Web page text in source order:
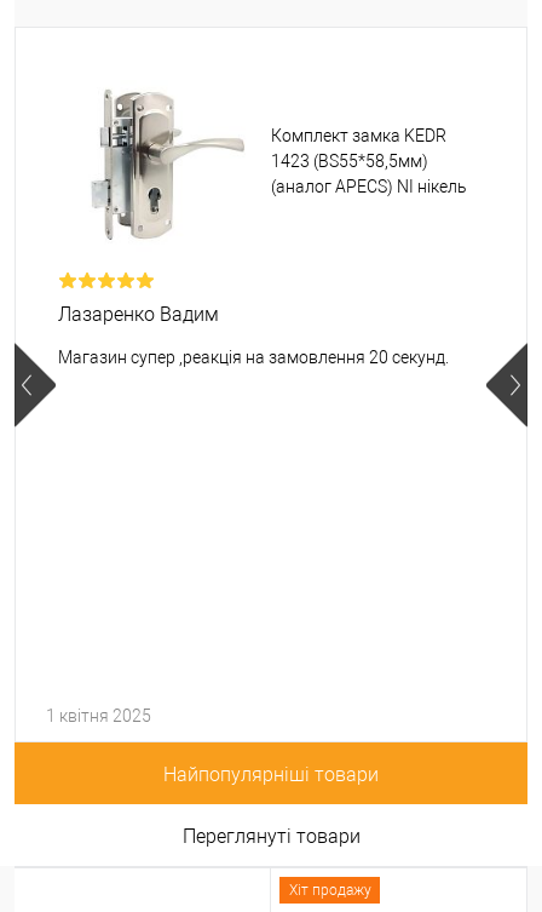
Комплект замка KEDR
1423 (BS55*58,5мм)
(аналог APECS) NI нікель
Лазаренко Вадим
Магазин супер ,реакція на замовлення 20 секунд.
1 квітня 2025
Найпопулярніші товари
Переглянуті товари
Хіт продажу